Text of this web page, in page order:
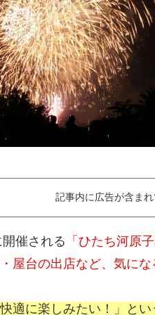
記事内に広告が含まれ
催される
「ひたち河原
屋台の出店など、気に
適に楽しみたい！」と